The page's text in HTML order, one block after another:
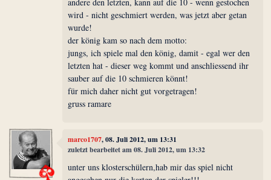
wird - nicht geschmiert werden, was jetzt aber getan
wurde!
der könig kam so nach dem motto:
jungs, ich spiele mal den könig, damit - egal wer den
letzten hat - dieser weg kommt und anschliessend ihr
sauber auf die 10 schmieren könnt!
für mich daher nicht gut vorgetragen!
gruss ramare
marco1707, 08. Juli 2012, um 13:31
zuletzt bearbeitet am 08. Juli 2012, um 13:32
unter uns klosterschülern,hab mir das spiel nicht